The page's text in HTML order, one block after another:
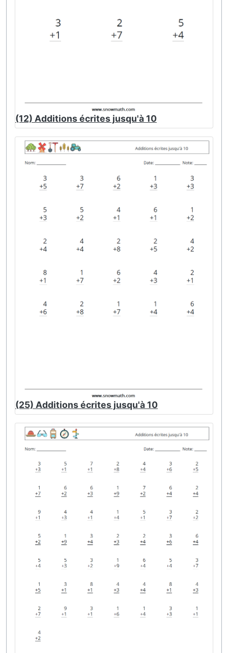
(12) Additions écrites jusqu'à 10
(25) Additions écrites jusqu'à 10